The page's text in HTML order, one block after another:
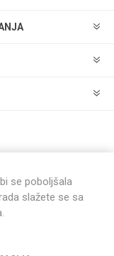
se poboljšala
slažete se sa